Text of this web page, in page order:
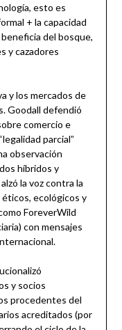
esto es
+ la capacidad
del bosque,
y cazadores
y los mercados de
Goodall defendió
comercio e
parcial”
observación
híbridos y
la voz contra la
ecológicos y
ForeverWild
con mensajes
y socios
procedentes del
acreditados (por